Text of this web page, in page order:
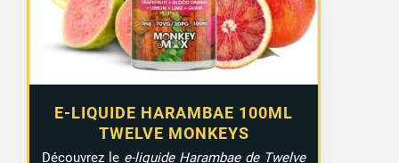
E-LIQUIDE HARAMBAE 100ML
TWELVE MONKEYS
Découvrez le e-liquide Harambae de Twelve